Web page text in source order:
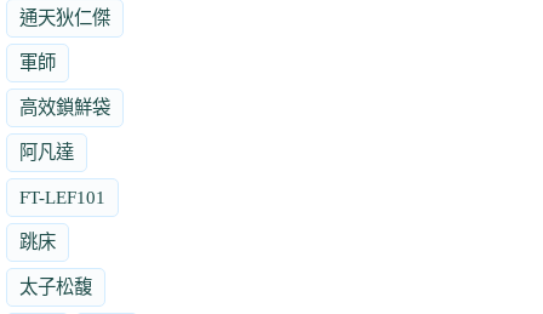
通天狄仁傑
軍師
高效鎖鮮袋
阿凡達
FT-LEF101
跳床
太子松馥